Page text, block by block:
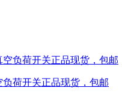
负荷开关正品现货，包邮